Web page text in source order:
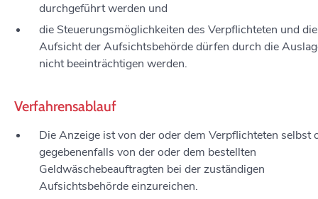
durchgeführt werden und
die Steuerungsmöglichkeiten des Verpflichteten und die
Aufsicht der Aufsichtsbehörde dürfen durch die
nicht beeinträchtigen werden.
Verfahrensablauf
Die Anzeige ist von der oder dem Verpflichteten selbst
gegebenenfalls von der oder dem bestellten
Geldwäschebeauftragten bei der zuständigen
Aufsichtsbehörde einzureichen.